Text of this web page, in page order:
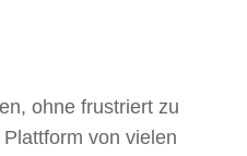
ohne frustriert zu
von vielen